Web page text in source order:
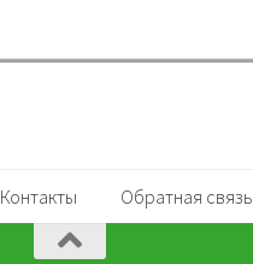
Контакты Обратная связь